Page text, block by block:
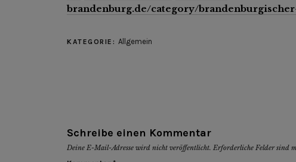
brandenburg.de/category/
KATEGORIE: Allgemein
Schreibe einen Kommentar
Deine E-Mail-Adresse wird nicht veröffentlicht. Erforderliche Felder sind